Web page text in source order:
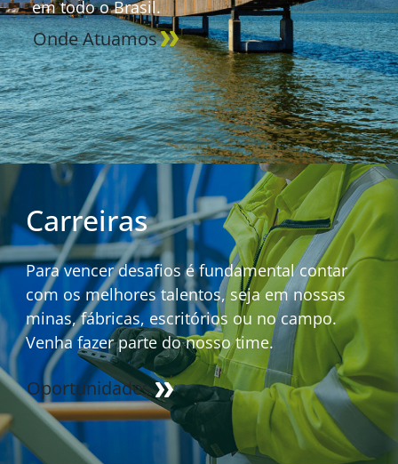
em todo o Brasil.
Onde Atuamos
Carreiras
Para vencer desafios é fundamental contar
com os melhores talentos, seja em nossas
minas, fábricas, escritórios ou no campo.
Venha fazer parte do nosso time.
Oportunidades